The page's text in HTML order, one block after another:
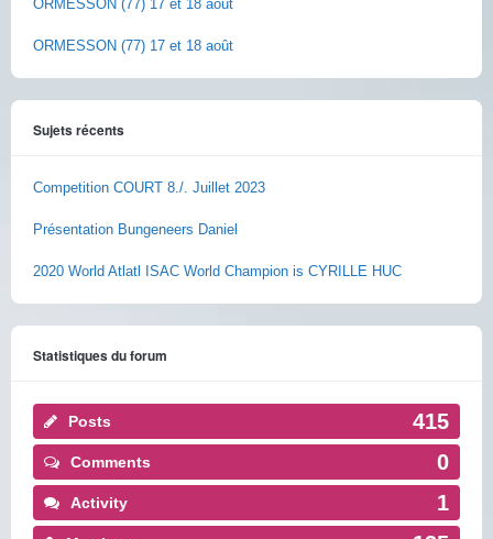
ORMESSON (77) 17 et 18 août
ORMESSON (77) 17 et 18 août
Sujets récents
Competition COURT 8./. Juillet 2023
Présentation Bungeneers Daniel
2020 World Atlatl ISAC World Champion is CYRILLE HUC
Statistiques du forum
Posts 415
Comments 0
Activity 1